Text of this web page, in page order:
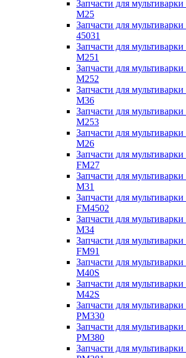
Запчасти для
M25
Запчасти для
45031
Запчасти для
M251
Запчасти для
M252
Запчасти для
M36
Запчасти для
M253
Запчасти для
M26
Запчасти для
FM27
Запчасти для
M31
Запчасти для
FM4502
Запчасти для
M34
Запчасти для
FM91
Запчасти для
M40S
Запчасти для
M42S
Запчасти для
PM330
Запчасти для
PM380
Запчасти для